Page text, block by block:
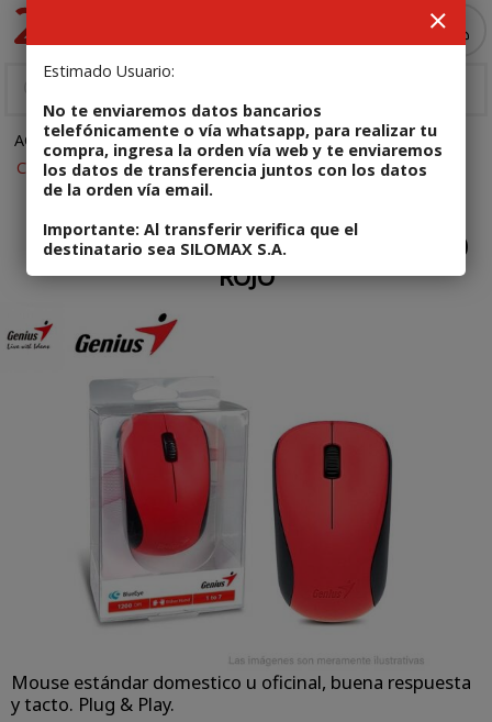
Estimado Usuario:
No te enviaremos datos bancarios
telefónicamente o vía whatsapp, para realizar tu
compra, ingresa la orden vía web y te enviaremos
los datos de transferencia juntos con los datos
de la orden vía email.
Importante: Al transferir verifica que el
destinatario sea SILOMAX S.A.
ACCESORIOS
Teclado, mouse y combos
Código: 4710268259770
MOUSE INALAMBRICO GENIUS NX-7000
ROJO
Mouse estándar domestico u oficinal, buena respuesta
y tacto. Plug & Play.